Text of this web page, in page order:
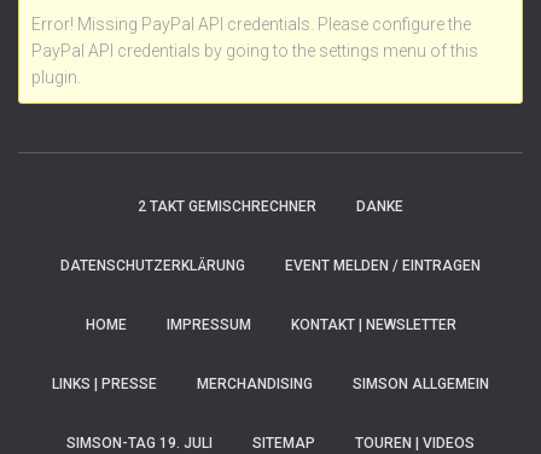
Error! Missing PayPal API credentials. Please configure the
PayPal API credentials by going to the settings menu of this
plugin.
2 TAKT GEMISCHRECHNER DANKE
DATENSCHUTZERKLÄRUNG EVENT MELDEN / EINTRAGEN
HOME IMPRESSUM KONTAKT | NEWSLETTER
LINKS | PRESSE MERCHANDISING SIMSON ALLGEMEIN
SIMSON-TAG 19. JULI SITEMAP TOUREN | VIDEOS